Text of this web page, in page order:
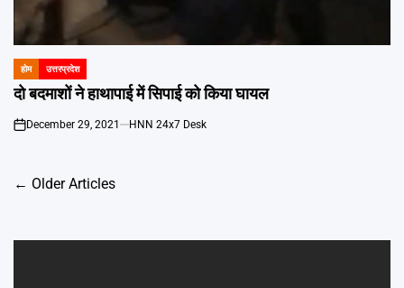
POSTED
IN
होम उत्तरप्रदेश
दो बदमाशों ने हाथापाई में सिपाई को किया घायल
on
December 29, 2021 HNN 24x7 Desk
Posts
← Older Articles